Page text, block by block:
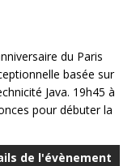
du Paris
basée sur
Java. 19h45 à
pour débuter la
de l'évènement